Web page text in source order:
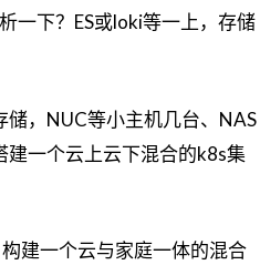
一下？ES或loki等一上，存储
，NUC等小主机几台、NAS
一个云上云下混合的k8s集
建一个云与家庭一体的混合